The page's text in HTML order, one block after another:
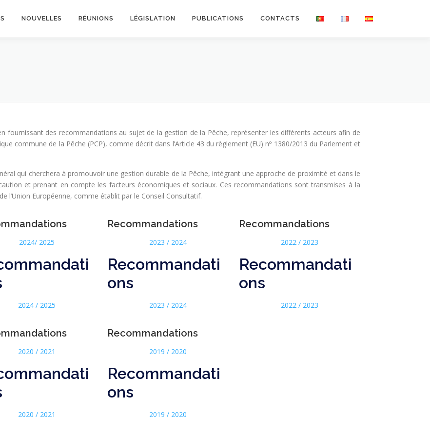
NOUVELLES RÉUNIONS LÉGISLATION PUBLICATIONS CONTACTS
fournissant des recommandations au sujet de la gestion de la Pêche, représenter les différents acteurs afin de
commune de la Pêche (PCP), comme décrit dans l’Article 43 du règlement (EU) nº 1380/2013 du Parlement et
qui cherchera à promouvoir une gestion durable de la Pêche, intégrant une approche de proximité et dans le
et prenant en compte les facteurs économiques et sociaux. Ces recommandations sont transmises à la
l’Union Européenne, comme établit par le Conseil Consultatif.
2024/ 2025
2024 / 2025
Recommandations
2023 / 2024
Recommandati
ons
2023 / 2024
Recommandations
2022 / 2023
Recommandati
ons
2022 / 2023
2020 / 2021
2020 / 2021
Recommandations
2019 / 2020
Recommandati
ons
2019 / 2020